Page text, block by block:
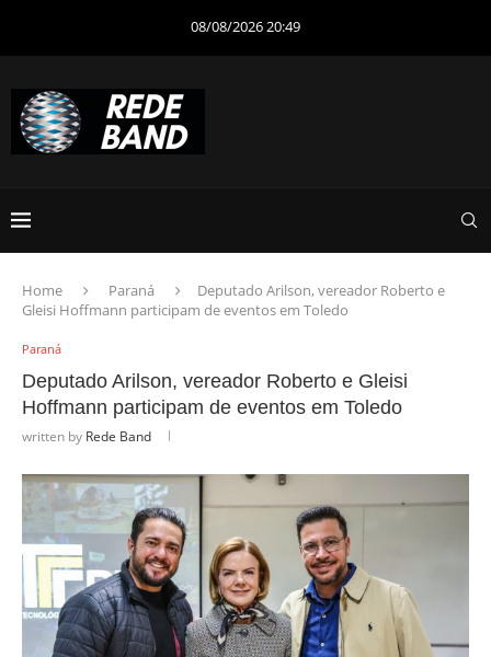
08/08/2026 20:49
Home Paraná
Deputado Arilson, vereador Roberto e
Gleisi Hoffmann participam de eventos em Toledo
Paraná
Deputado Arilson, vereador Roberto e Gleisi
Hoffmann participam de eventos em Toledo
written by Rede Band